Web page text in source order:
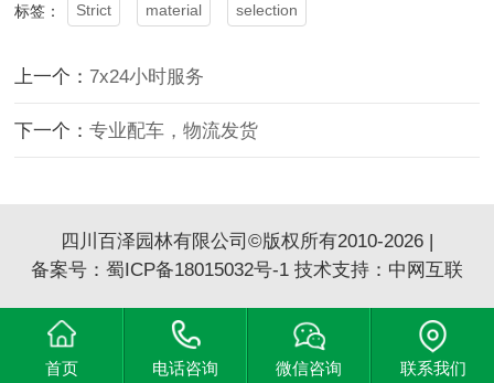
标签： Strict material selection
上一个： 7x24小时服务
下一个：专业配车，物流发货
四川百泽园林有限公司©版权所有2010-2026 |
备案号： 蜀ICP备18015032号-1 技术支持： 中网互联
首页 电话咨询 微信咨询 联系我们